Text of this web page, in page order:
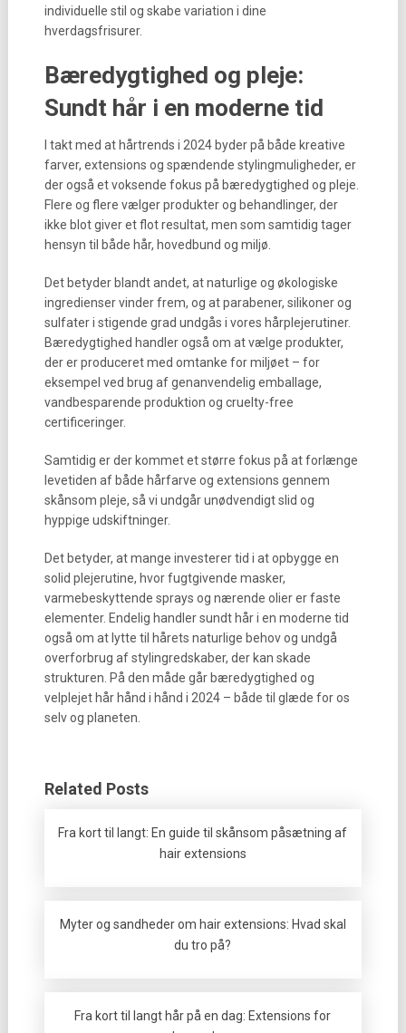
individuelle stil og skabe variation i dine
hverdagsfrisurer.
Bæredygtighed og pleje:
Sundt hår i en moderne tid
I takt med at hårtrends i 2024 byder på både kreative
farver, extensions og spændende stylingmuligheder, er
der også et voksende fokus på bæredygtighed og pleje.
Flere og flere vælger produkter og behandlinger, der
ikke blot giver et flot resultat, men som samtidig tager
hensyn til både hår, hovedbund og miljø.
Det betyder blandt andet, at naturlige og økologiske
ingredienser vinder frem, og at parabener, silikoner og
sulfater i stigende grad undgås i vores hårplejerutiner.
Bæredygtighed handler også om at vælge produkter,
der er produceret med omtanke for miljøet – for
eksempel ved brug af genanvendelig emballage,
vandbesparende produktion og cruelty-free
certificeringer.
Samtidig er der kommet et større fokus på at forlænge
levetiden af både hårfarve og extensions gennem
skånsom pleje, så vi undgår unødvendigt slid og
hyppige udskiftninger.
Det betyder, at mange investerer tid i at opbygge en
solid plejerutine, hvor fugtgivende masker,
varmebeskyttende sprays og nærende olier er faste
elementer. Endelig handler sundt hår i en moderne tid
også om at lytte til hårets naturlige behov og undgå
overforbrug af stylingredskaber, der kan skade
strukturen. På den måde går bæredygtighed og
velplejet hår hånd i hånd i 2024 – både til glæde for os
selv og planeten.
Related Posts
Fra kort til langt: En guide til skånsom påsætning af
hair extensions
Myter og sandheder om hair extensions: Hvad skal
du tro på?
Fra kort til langt hår på en dag: Extensions for